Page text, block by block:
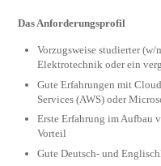
Das Anforderungsprofil
Vorzugsweise studierter
Elektrotechnik oder ein
Gute Erfahrungen mit
Services (AWS) oder
Erste Erfahrung im Aufbau
Vorteil
Gute Deutsch- und